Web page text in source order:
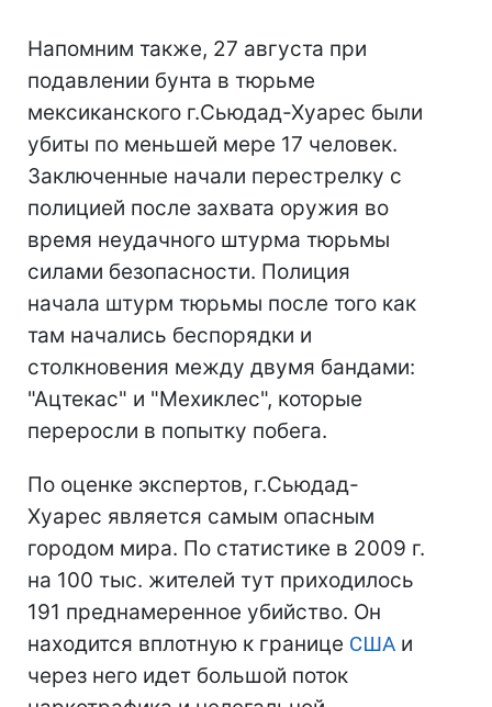
Напомним также, 27 августа при
подавлении бунта в тюрьме
мексиканского г.Сьюдад-Хуарес были
убиты по меньшей мере 17 человек.
Заключенные начали перестрелку с
полицией после захвата оружия во
время неудачного штурма тюрьмы
силами безопасности. Полиция
начала штурм тюрьмы после того как
там начались беспорядки и
столкновения между двумя бандами:
"Ацтекас" и "Мехиклес", которые
переросли в попытку побега.
По оценке экспертов, г.Сьюдад-
Хуарес является самым опасным
городом мира. По статистике в 2009 г.
на 100 тыс. жителей тут приходилось
191 преднамеренное убийство. Он
находится вплотную к границе США и
через него идет большой поток